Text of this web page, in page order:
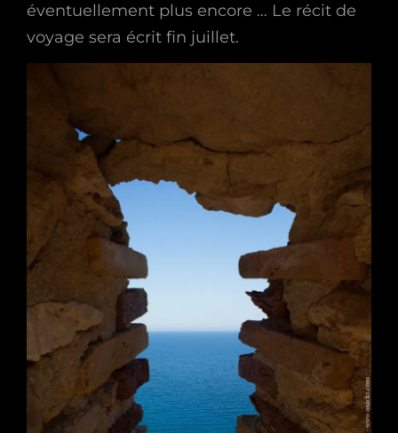
éventuellement plus encore … Le récit de
voyage sera écrit fin juillet.